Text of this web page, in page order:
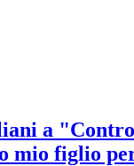
a
mio figlio